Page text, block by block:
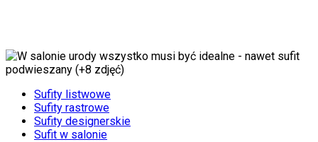
Sufity listwowe
Sufity rastrowe
Sufity designerskie
Sufit w salonie